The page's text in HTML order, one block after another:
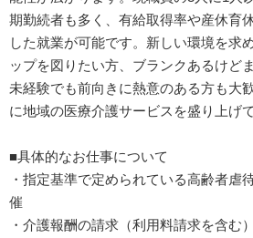
期勤続者も多く、有給取得率や産休育
した就業が可能です。新しい環境を求
ップを図りたい方、ブランクあるけど
未経験でも前向きに熱意のある方も大
に地域の医療介護サービスを盛り上げ
■具体的なお仕事について
・指定基準で定められている高齢者虐
催
・介護報酬の請求（利用料請求を含む）